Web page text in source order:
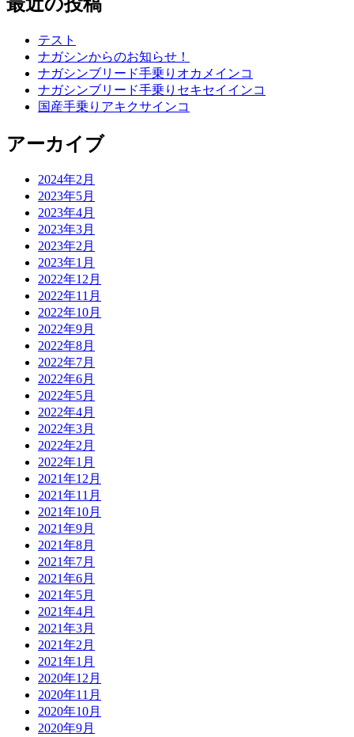
テスト
ナガシンからのお知らせ！
ナガシンブリード手乗りオカメインコ
ナガシンブリード手乗りセキセイインコ
国産手乗りアキクサインコ
アーカイブ
2024年2月
2023年5月
2023年4月
2023年3月
2023年2月
2023年1月
2022年12月
2022年11月
2022年10月
2022年9月
2022年8月
2022年7月
2022年6月
2022年5月
2022年4月
2022年3月
2022年2月
2022年1月
2021年12月
2021年11月
2021年10月
2021年9月
2021年8月
2021年7月
2021年6月
2021年5月
2021年4月
2021年3月
2021年2月
2021年1月
2020年12月
2020年11月
2020年10月
2020年9月